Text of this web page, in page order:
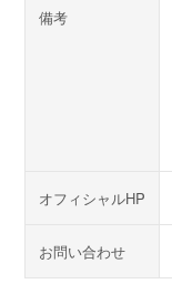
備考
オフィシャルHP
お問い合わせ